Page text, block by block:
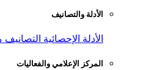
الأدلة والتصانيف
الأدلة الإحصائية التصانيف
المركز الإعلامي والفعاليات